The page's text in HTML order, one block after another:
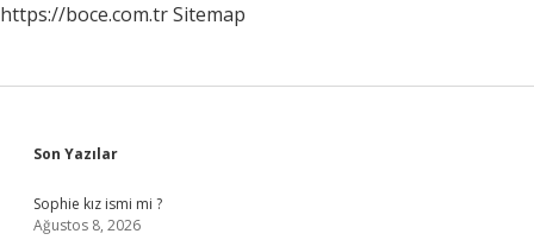
https://boce.com.trSitemap
Sidebar
Son Yazılar
Sophie kız ismi mi ?
Ağustos 8, 2026